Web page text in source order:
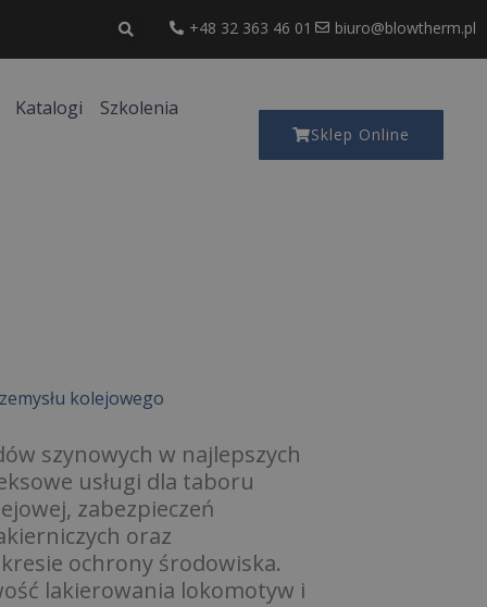
+48 32 363 46 01 biuro@blowtherm.pl
Katalogi Szkolenia
Sklep Online
kolejowego
szynowych w najlepszych
usługi dla taboru
zabezpieczeń
oraz
ochrony środowiska.
lakierowania lokomotyw i